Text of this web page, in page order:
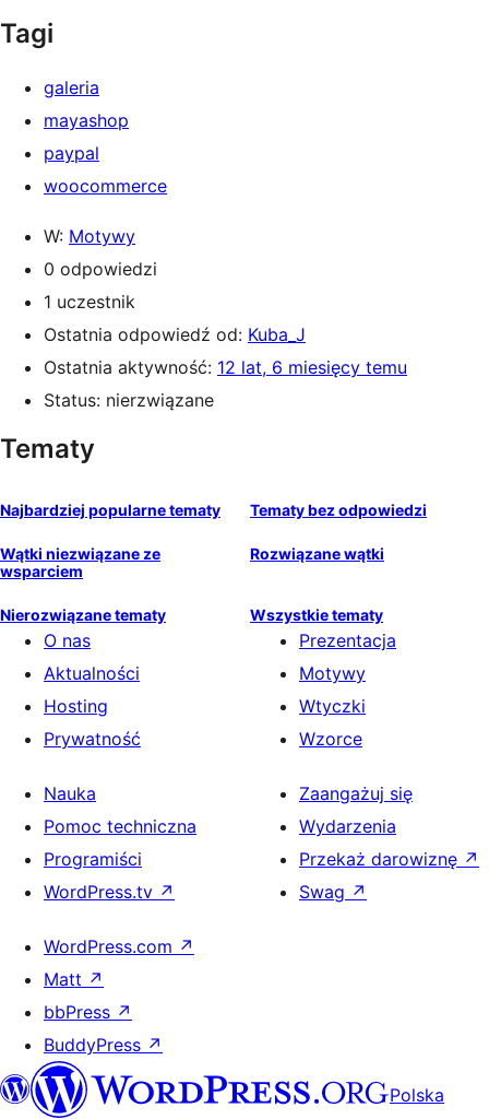
Tagi
galeria
mayashop
paypal
woocommerce
W: Motywy
0 odpowiedzi
1 uczestnik
Ostatnia odpowiedź od: Kuba_J
Ostatnia aktywność: 12 lat, 6 miesięcy temu
Status: nierzwiązane
Tematy
Najbardziej popularne tematy Tematy bez odpowiedzi
Wątki niezwiązane ze
wsparciem
Rozwiązane wątki
Nierozwiązane tematy Wszystkie tematy
O nas
Aktualności
Hosting
Prywatność
Prezentacja
Motywy
Wtyczki
Wzorce
Nauka
Pomoc techniczna
Programiści
WordPress.tv ↗
Zaangażuj się
Wydarzenia
Przekaż darowiznę ↗
Swag ↗
WordPress.com ↗
Matt ↗
bbPress ↗
BuddyPress ↗
Polska